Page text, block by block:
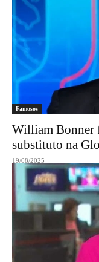
Famosos
William Bonner
substituto na
19/08/2025